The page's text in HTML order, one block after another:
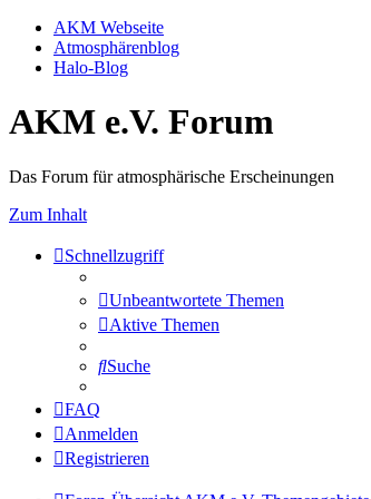
AKM Webseite
Atmosphärenblog
Halo-Blog
AKM e.V. Forum
Das Forum für atmosphärische Erscheinungen
Zum Inhalt
Schnellzugriff
Unbeantwortete Themen
Aktive Themen
Suche
FAQ
Anmelden
Registrieren